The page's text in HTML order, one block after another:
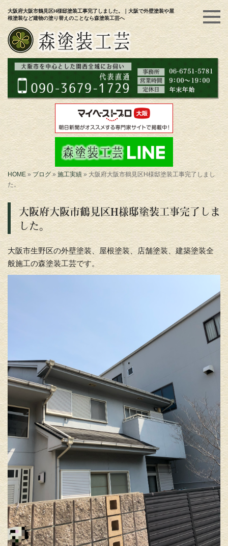
大阪府大阪市鶴見区H様邸塗装工事完了しました。｜大阪で外壁塗装や屋
根塗装など建物の塗り替えのことなら森塗装工芸へ
HOME » ブログ» 施工実績 »大阪府大阪市鶴見区H様邸塗装工事完了しまし
た。
大阪府大阪市鶴見区H様邸塗装工事完了しま
した。
大阪市生野区の外壁塗装、屋根塗装、店舗塗装、建築塗装全
般施工の森塗装工芸です。